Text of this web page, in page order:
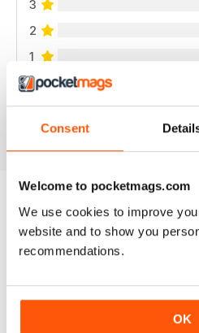
Consent
Welcome to pocketmags.com
We use cookies to improve
website and to show you
recommendations.
OK
3
2
1
EDIZIONI INDIETRO